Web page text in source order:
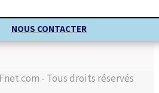
NOUS CONTACTER
- Tous droits réservés